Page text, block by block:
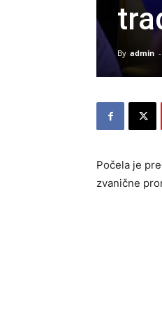
By admin -
Počela je
zvanične